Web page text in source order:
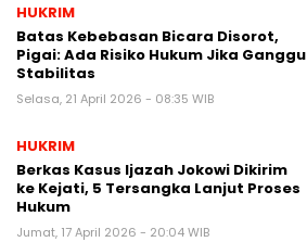
HUKRIM
Batas Kebebasan Bicara Disorot,
Pigai: Ada Risiko Hukum Jika Ganggu
Stabilitas
Selasa, 21 April 2026 - 08:35 WIB
HUKRIM
Berkas Kasus Ijazah Jokowi Dikirim
ke Kejati, 5 Tersangka Lanjut Proses
Hukum
Jumat, 17 April 2026 - 20:04 WIB